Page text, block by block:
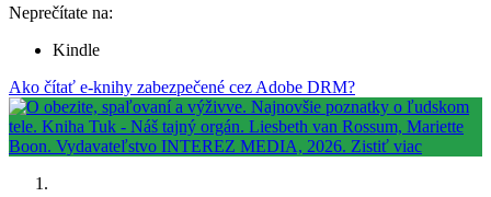
Neprečítate na:
Kindle
Ako čítať e-knihy zabezpečené cez Adobe DRM?